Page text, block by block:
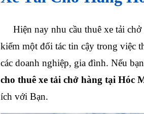
Hiện nay nhu cầu thuê xe tải
kiếm một đối tác tin cậy trong việc
các doanh nghiệp, gia đình. Nếu
cho thuê xe tải chở hàng tại Hóc
ích với Bạn.